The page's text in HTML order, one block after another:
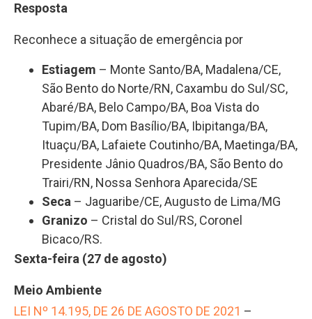
Resposta
Reconhece a situação de emergência por
Estiagem – Monte Santo/BA, Madalena/CE,
São Bento do Norte/RN, Caxambu do Sul/SC,
Abaré/BA, Belo Campo/BA, Boa Vista do
Tupim/BA, Dom Basílio/BA, Ibipitanga/BA,
Ituaçu/BA, Lafaiete Coutinho/BA, Maetinga/BA,
Presidente Jânio Quadros/BA, São Bento do
Trairi/RN, Nossa Senhora Aparecida/SE
Seca – Jaguaribe/CE, Augusto de Lima/MG
Granizo – Cristal do Sul/RS, Coronel
Bicaco/RS.
Sexta-feira (27 de agosto)
Meio Ambiente
LEI Nº 14.195, DE 26 DE AGOSTO DE 2021 –